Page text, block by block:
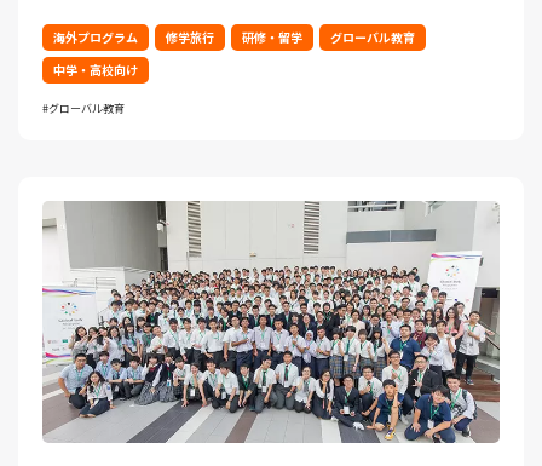
海外プログラム 修学旅行 研修・留学
グローバル教育
中学・高校向け
グローバル教育